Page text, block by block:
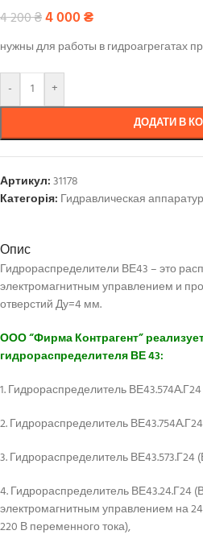
4 200₴4 000₴
нужны для работы в гидроагрегатах
- +
ДОДАТИ В
Артикул:31178
Категорія: Гидравлическая
Опис
Гидрораспределители ВЕ43 – это
электромагнитным управлением и
отверстий Ду=4 мм.
ООО “Фирма Контрагент”
гидрораспределителя ВЕ 43:
1. Гидрораспределитель ВЕ43.574А.Г24
2. Гидрораспределитель
3. Гидрораспределитель ВЕ43.573.Г24
4. Гидрораспределитель ВЕ43.24.Г24
электромагнитным управлением на 24
220 В переменного тока),